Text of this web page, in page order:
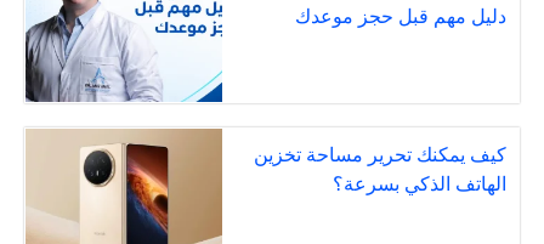
دليل مهم قبل حجز موعدك
كيف يمكنك تحرير مساحة تخزين
الهاتف الذكي بسرعة؟